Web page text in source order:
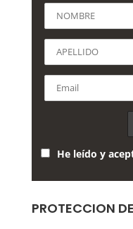
He leído y
PROTECCION